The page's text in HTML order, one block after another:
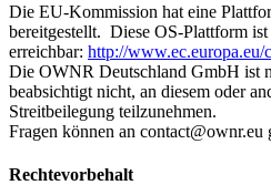
Die EU-Kommission hat eine
bereitgestellt. Diese OS-Plattform
erreichbar: http://www.ec.europa.eu/
Die OWNR Deutschland GmbH ist
beabsichtigt nicht, an diesem oder
Streitbeilegung teilzunehmen.
Fragen können an contact@ownr.eu
Rechtevorbehalt